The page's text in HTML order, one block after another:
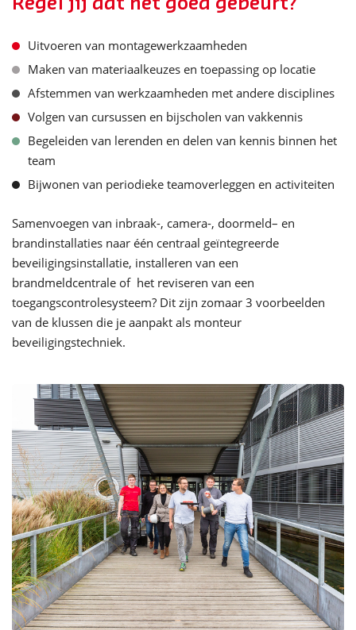
Uitvoeren van montagewerkzaamheden
Maken van materiaalkeuzes en toepassing op locatie
Afstemmen van werkzaamheden met andere disciplines
Volgen van cursussen en bijscholen van vakkennis
Begeleiden van lerenden en delen van kennis binnen het
team
Bijwonen van periodieke teamoverleggen en activiteiten
Samenvoegen van inbraak-, camera-, doormeld– en
brandinstallaties naar één centraal geïntegreerde
beveiligingsinstallatie, installeren van een
brandmeldcentrale of het reviseren van een
toegangscontrolesysteem? Dit zijn zomaar 3 voorbeelden
van de klussen die je aanpakt als monteur
beveiligingstechniek.